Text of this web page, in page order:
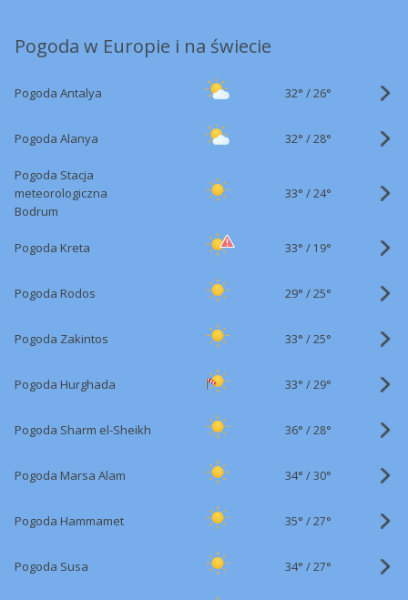
Pogoda w Europie i na świecie
Pogoda Antalya 32° /26°
Pogoda Alanya 32° /28°
Pogoda Stacja
meteorologiczna
Bodrum
33° /24°
Pogoda Kreta 33° / 19°
Pogoda Rodos 29° /25°
Pogoda Zakintos 33° /25°
Pogoda Hurghada 33° /29°
Pogoda Sharm el-Sheikh 36° /28°
Pogoda Marsa Alam 34° /30°
Pogoda Hammamet 35° /27°
Pogoda Susa 34° /27°